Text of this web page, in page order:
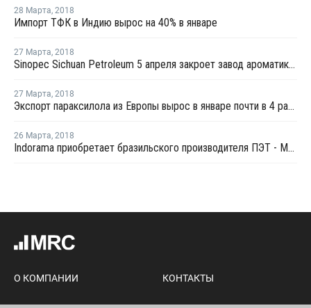
28 Марта, 2018
Импорт ТФК в Индию вырос на 40% в январе
27 Марта, 2018
Sinopec Sichuan Petroleum 5 апреля закроет завод ароматики в Китае на плановый ремонт
27 Марта, 2018
Экспорт параксилола из Европы вырос в январе почти в 4 раза - Евростат
26 Марта, 2018
Indorama приобретает бразильского производителя ПЭТ - M&G Polimeros Brazil
О КОМПАНИИ КОНТАКТЫ